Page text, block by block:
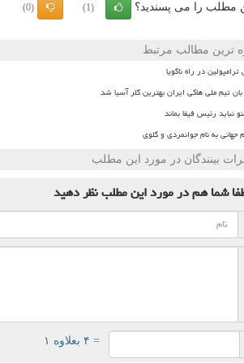
مطلب را می پسندید؟ (1)
(0)
ترین مطالب مرتبط
در راه ناگویا
تیم ملی هاکی ایران بهترین گلر آسیا شد
نباید رئیس فیفا بماند
جهانی به نام جوانمردی و گلوی
بینندگان در مورد این مطلب
شما همدر مورد این مطلبنظر دهید
= ۴ بعلاوه ۱